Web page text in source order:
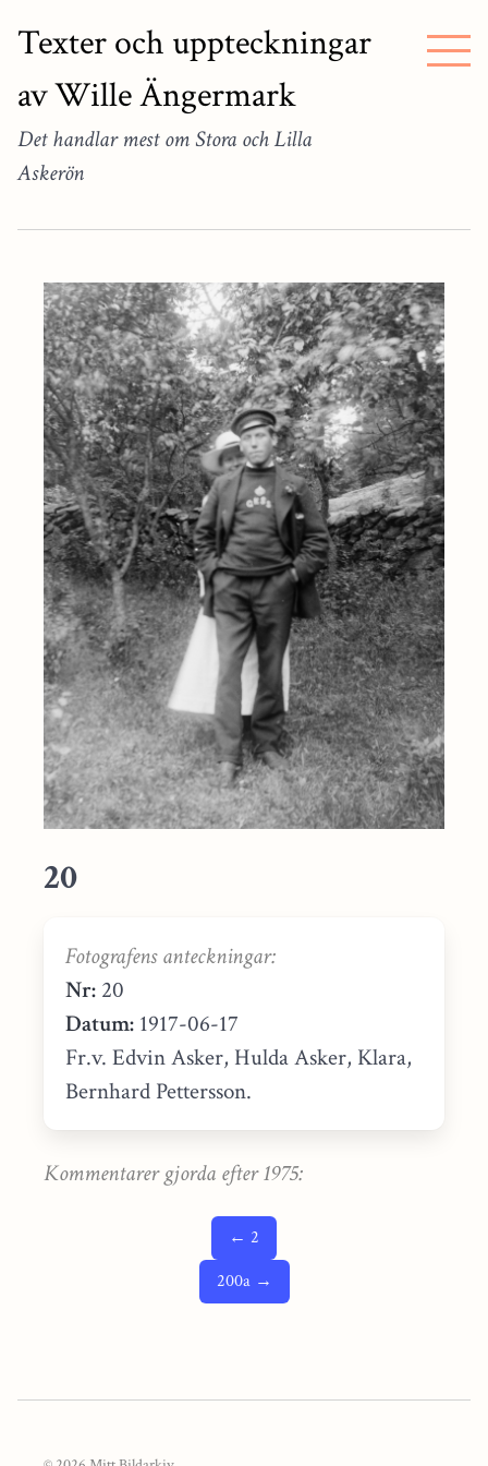
Texter och uppteckningar
av Wille Ängermark
Det handlar mest om Stora och Lilla
Askerön
20
Fotografens anteckningar:
Nr: 20
Datum: 1917-06-17
Fr.v. Edvin Asker, Hulda Asker, Klara,
Bernhard Pettersson.
Kommentarer gjorda efter 1975:
← 2
200a →